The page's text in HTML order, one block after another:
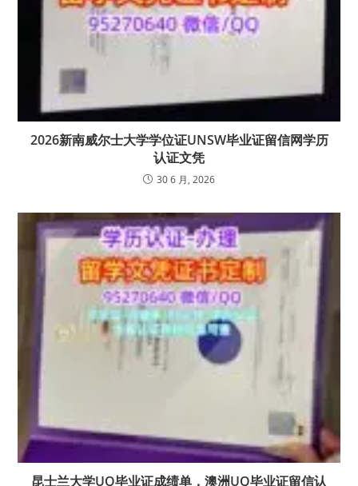
2026新南威尔士大学学位证UNSW毕业证留信网学历
认证文凭
30 6 月, 2026
昆士兰大学UQ毕业证成绩单，澳洲UQ毕业证留信认